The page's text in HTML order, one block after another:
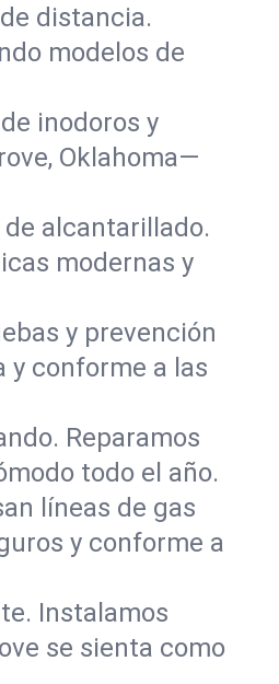
distancia.
modelos de
inodoros y
Oklahoma—
alcantarillado.
modernas y
y prevención
y conforme a las
Reparamos
todo el año.
líneas de gas
y conforme a
Instalamos
se sienta como